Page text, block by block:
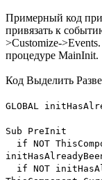
Примерный код
привязать к
>Customize-
процедуре MainInit.
Код Выделить
GLOBAL
Sub PreInit
if NOT
if NOT